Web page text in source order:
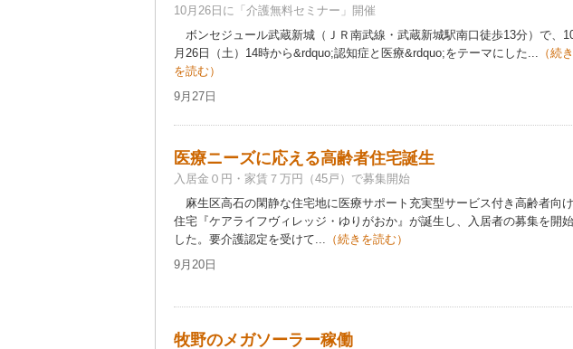
10月26日に「介護無料セミナー」開催
ボンセジュール武蔵新城（ＪＲ南武線・武蔵新城駅南口徒歩13分）で、
月26日（土）14時から&rdquo;認知症と医療&rdquo;をテーマにした... （続き
を読む）
9月27日
医療ニーズに応える高齢者住宅誕生
入居金０円・家賃７万円（45戸）で募集開始
麻生区高石の閑静な住宅地に医療サポート充実型サービス付き高齢者向け
住宅『ケアライフヴィレッジ・ゆりがおか』が誕生し、入居者の募集を開始
した。要介護認定を受けて... （続きを読む）
9月20日
牧野のメガソーラー稼働